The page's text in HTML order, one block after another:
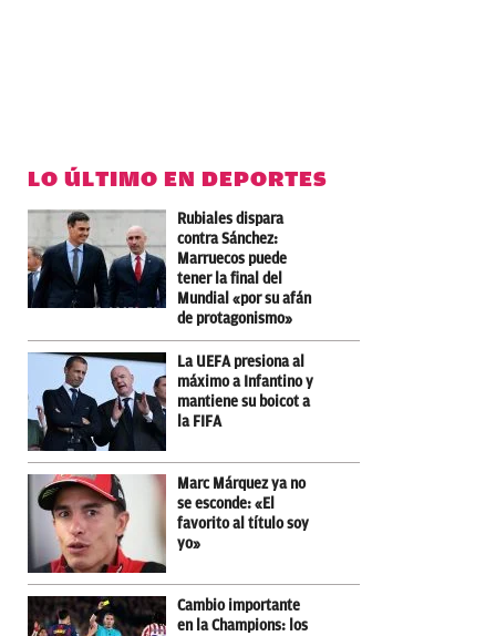
LO ÚLTIMO EN DEPORTES
Rubiales dispara
contra Sánchez:
Marruecos puede
tener la final del
Mundial «por su afán
de protagonismo»
La UEFA presiona al
máximo a Infantino y
mantiene su boicot a
la FIFA
Marc Márquez ya no
se esconde: «El
favorito al título soy
yo»
Cambio importante
en la Champions: los